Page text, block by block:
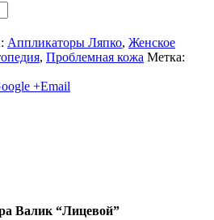
Аппликаторы Ляпко, Женское
, Проблемная кожа Метка:
+Email
Валик “Лицевой”